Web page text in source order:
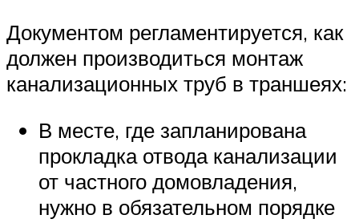
Документом регламентируется, как
должен производиться монтаж
канализационных труб в траншеях:
В месте, где запланирована
прокладка отвода канализации
от частного домовладения,
нужно в обязательном порядке